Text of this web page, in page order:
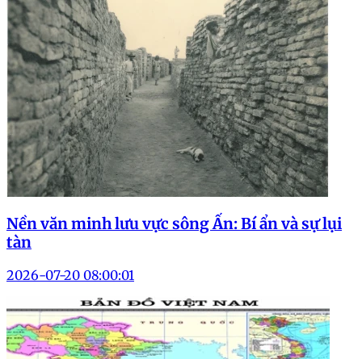
Nền văn minh lưu vực sông Ấn: Bí ẩn và sự lụi
tàn
2026-07-20 08:00:01